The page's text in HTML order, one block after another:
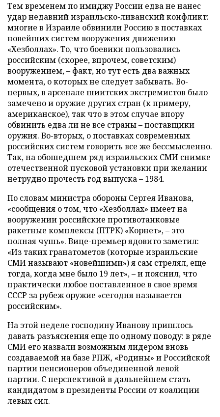
Тем временем по имиджу России едва не нанес
удар недавний израильско-ливанский конфликт:
многие в Израиле обвинили Россию в поставках
новейших систем вооружения движению
«Хезболлах». То, что боевики пользовались
российским (скорее, впрочем, советским)
вооружением, – факт, но тут есть два важных
момента, о которых не следует забывать. Во-
первых, в арсенале шиитских экстремистов было
замечено и оружие других стран (к примеру,
американское), так что в этом случае впору
обвинить едва ли не все страны – поставщики
оружия. Во-вторых, о поставках современных
российских систем говорить все же бессмысленно.
Так, на обошедшем ряд израильских СМИ снимке
отечественной пусковой установки при желании
нетрудно прочесть год выпуска – 1984.
По словам министра обороны Сергея Иванова,
«сообщения о том, что «Хезболлах» имеет на
вооружении российские противотанковые
ракетные комплексы (ПТРК) «Корнет», – это
полная чушь». Вице-премьер ядовито заметил:
«Из таких гранатометов (которые израильские
СМИ называют «новейшими») я сам стрелял, еще
тогда, когда мне было 19 лет», – и пояснил, что
практически любое поставленное в свое время
СССР за рубеж оружие «сегодня называется
российским».
На этой неделе господину Иванову пришлось
давать разъяснения еще по одному поводу: в ряде
СМИ его назвали возможным лидером вновь
создаваемой на базе РПЖ, «Родины» и Российской
партии пенсионеров объединенной левой
партии. С перспективой в дальнейшем стать
кандидатом в президенты России от коалиции
левых сил.